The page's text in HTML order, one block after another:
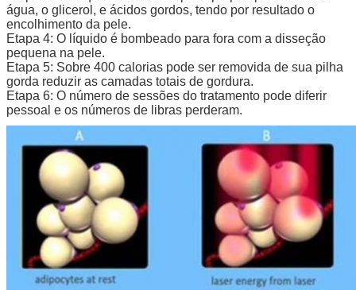
água, o glicerol, e ácidos gordos, tendo por resultado o
encolhimento da pele.
Etapa 4: O líquido é bombeado para fora com a disseção
pequena na pele.
Etapa 5: Sobre 400 calorias pode ser removida de sua pilha
gorda reduzir as camadas totais de gordura.
Etapa 6: O número de sessões do tratamento pode diferir
pessoal e os números de libras perderam.